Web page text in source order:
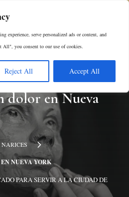
experience, serve personalized ads or content, and
you consent to our use of cookies.
Reject All Accept All
798-4905
dolor en Nueva
NARICES 5
NUEVA YORK
PARA SERVIR A LA CIUDAD DE